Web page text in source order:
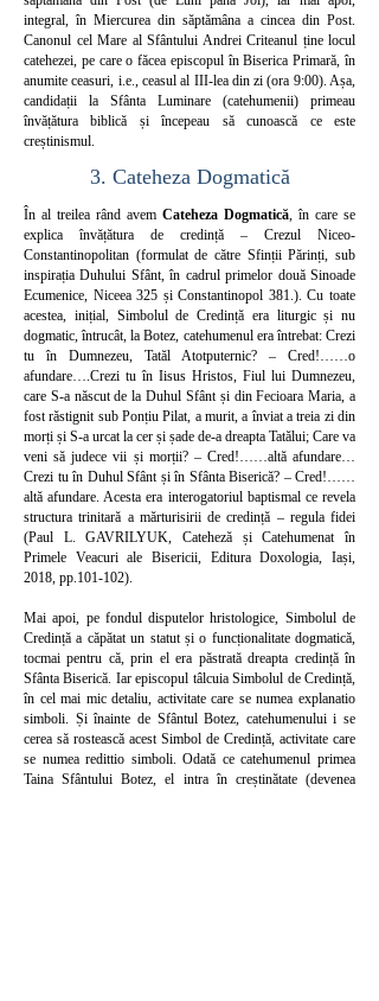
integral, în Miercurea din săptămâna a cincea din Post.
Canonul cel Mare al Sfântului Andrei Criteanul ține locul
catehezei, pe care o făcea episcopul în Biserica Primară, în
anumite ceasuri, i.e., ceasul al III-lea din zi (ora 9:00). Așa,
candidații la Sfânta Luminare (catehumenii) primeau
învățătura biblică și începeau să cunoască ce este
creștinismul.
3. Cateheza Dogmatică
În al treilea rând avem Cateheza Dogmatică, în care se
explica învățătura de credință – Crezul Niceo-
Constantinopolitan (formulat de către Sfinții Părinți, sub
inspirația Duhului Sfânt, în cadrul primelor două Sinoade
Ecumenice, Niceea 325 și Constantinopol 381.). Cu toate
acestea, inițial, Simbolul de Credință era liturgic și nu
dogmatic, întrucât, la Botez, catehumenul era întrebat: Crezi
tu în Dumnezeu, Tatăl Atotputernic? – Cred!……o
afundare….Crezi tu în Iisus Hristos, Fiul lui Dumnezeu,
care S-a născut de la Duhul Sfânt și din Fecioara Maria, a
fost răstignit sub Ponțiu Pilat, a murit, a înviat a treia zi din
morți și S-a urcat la cer și șade de-a dreapta Tatălui; Care va
veni să judece vii și morții? – Cred!……altă afundare…
Crezi tu în Duhul Sfânt și în Sfânta Biserică? – Cred!……
altă afundare. Acesta era interogatoriul baptismal ce revela
structura trinitară a mărturisirii de credință – regula fidei
(Paul L. GAVRILYUK, Cateheză și Catehumenat în
Primele Veacuri ale Bisericii, Editura Doxologia, Iași,
2018, pp.101-102).
Mai apoi, pe fondul disputelor hristologice, Simbolul de
Credință a căpătat un statut și o funcționalitate dogmatică,
tocmai pentru că, prin el era păstrată dreapta credință în
Sfânta Biserică. Iar episcopul tâlcuia Simbolul de Credință,
în cel mai mic detaliu, activitate care se numea explanatio
simboli. Și înainte de Sfântul Botez, catehumenului i se
cerea să rostească acest Simbol de Credință, activitate care
se numea redittio simboli. Odată ce catehumenul primea
Taina Sfântului Botez, el intra în creștinătate (devenea